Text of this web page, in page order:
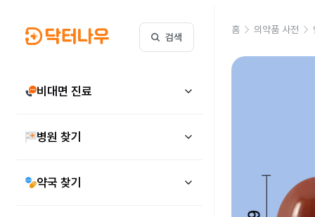
검색
비대면 진료
병원 찾기
약국 찾기
홈 의약품 사전